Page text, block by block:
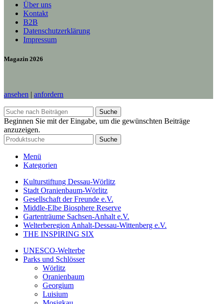
Über uns
Kontakt
B2B
Datenschutzerklärung
Impressum
Magazin 2026
ansehen | anfordern
Suche
Beginnen Sie mit der Eingabe, um die gewünschten Beiträge
anzuzeigen.
Suche
Menü
Kategorien
Kulturstiftung Dessau-Wörlitz
Stadt Oranienbaum-Wörlitz
Gesellschaft der Freunde e.V.
Middle-Elbe Biosphere Reserve
Gartenträume Sachsen-Anhalt e.V.
Welterberegion Anhalt-Dessau-Wittenberg e.V.
THE INSPIRING SIX
UNESCO-Welterbe
Parks und Schlösser
Wörlitz
Oranienbaum
Georgium
Luisium